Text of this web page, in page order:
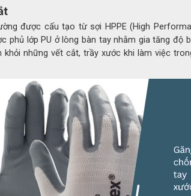
được cấu tạo từ sợi HPPE (High
phủ lớp PU ở lòng bàn tay nhằm gia tăng độ
khỏi những vết cắt, trầy xước khi làm việc